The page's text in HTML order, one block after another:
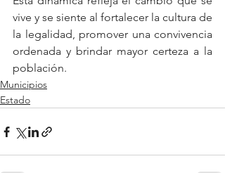
vive y se siente al fortalecer la cultura de
la legalidad, promover una convivencia
ordenada y brindar mayor certeza a la
población.
Municipios
Estado